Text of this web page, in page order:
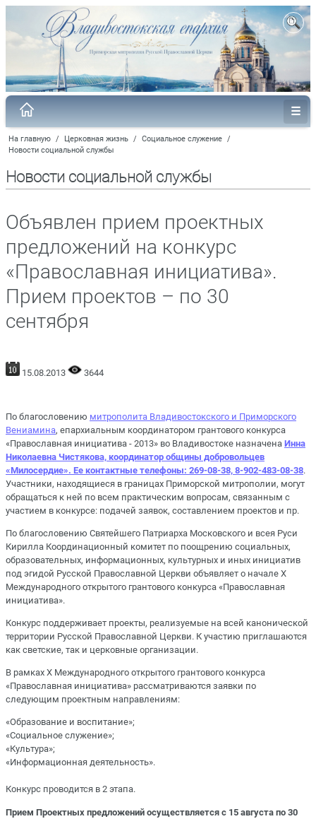
На главную / Церковная жизнь / Социальное служение /
Новости социальной службы
Новости социальной службы
Объявлен прием проектных
предложений на конкурс
«Православная инициатива».
Прием проектов – по 30
сентября
15.08.2013 3644
По благословению митрополита Владивостокского и Приморского
Вениамина, епархиальным координатором грантового конкурса
«Православная инициатива - 2013» во Владивостоке назначена Инна
Николаевна Чистякова, координатор общины добровольцев
«Милосердие». Ее контактные телефоны: 269-08-38, 8-902-483-08-38.
Участники, находящиеся в границах Приморской митрополии, могут
обращаться к ней по всем практическим вопросам, связанным с
участием в конкурсе: подачей заявок, составлением проектов и пр.
По благословению Святейшего Патриарха Московского и всея Руси
Кирилла Координационный комитет по поощрению социальных,
образовательных, информационных, культурных и иных инициатив
под эгидой Русской Православной Церкви объявляет о начале X
Международного открытого грантового конкурса «Православная
инициатива».
Конкурс поддерживает проекты, реализуемые на всей канонической
территории Русской Православной Церкви. К участию приглашаются
как светские, так и церковные организации.
В рамках X Международного открытого грантового конкурса
«Православная инициатива» рассматриваются заявки по
следующим проектным направлениям:
«Образование и воспитание»;
«Социальное служение»;
«Культура»;
«Информационная деятельность».
Конкурс проводится в 2 этапа.
Прием Проектных предложений осуществляется с 15 августа по 30